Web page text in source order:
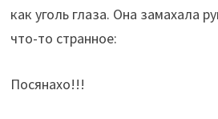
как уголь глаза. Она замахала
что-то странное:
Посянахо!!!